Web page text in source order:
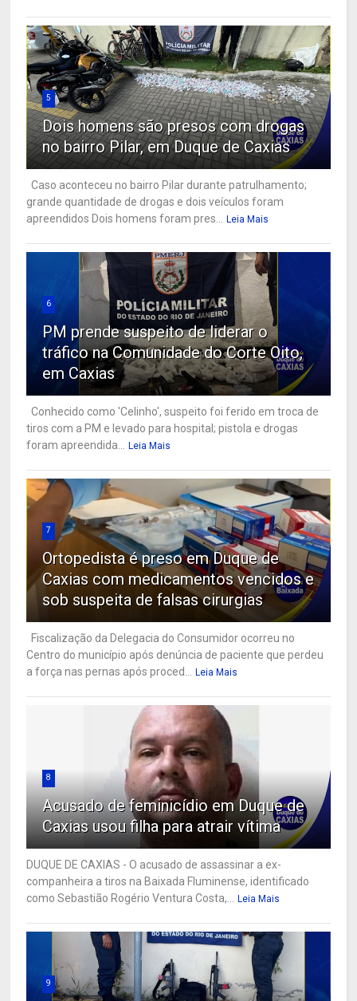
5
Dois homens são presos com drogas
no bairro Pilar, em Duque de Caxias
Caso aconteceu no bairro Pilar durante patrulhamento;
grande quantidade de drogas e dois veículos foram
apreendidos Dois homens foram pres... Leia Mais
6
PM prende suspeito de liderar o
tráfico na Comunidade do Corte Oito,
em Caxias
Conhecido como 'Celinho', suspeito foi ferido em troca de
tiros com a PM e levado para hospital; pistola e drogas
foram apreendida... Leia Mais
7
Ortopedista é preso em Duque de
Caxias com medicamentos vencidos e
sob suspeita de falsas cirurgias
Fiscalização da Delegacia do Consumidor ocorreu no
Centro do município após denúncia de paciente que perdeu
a força nas pernas após proced... Leia Mais
8
Acusado de feminicídio em Duque de
Caxias usou filha para atrair vítima
DUQUE DE CAXIAS - O acusado de assassinar a ex-
companheira a tiros na Baixada Fluminense, identificado
como Sebastião Rogério Ventura Costa,... Leia Mais
9